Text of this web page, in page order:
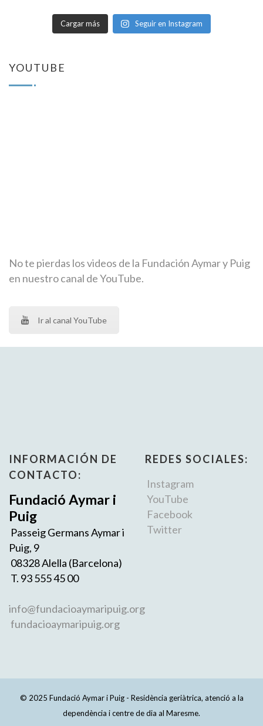
Cargar más Seguir en Instagram
YOUTUBE
No te pierdas los videos de la Fundación Aymar y Puig
en nuestro canal de YouTube.
Ir al canal YouTube
INFORMACIÓN DE
CONTACTO:
Fundació Aymar i
Puig
Passeig Germans Aymar i
Puig, 9
08328 Alella (Barcelona)
T. 93 555 45 00
info@fundacioaymaripuig.org
fundacioaymaripuig.org
REDES SOCIALES:
Instagram
YouTube
Facebook
Twitter
© 2025 Fundació Aymar i Puig - Residència geriàtrica, atenció a la
dependència i centre de dia al Maresme.